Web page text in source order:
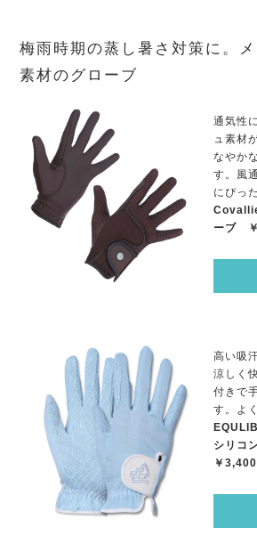
梅雨時期の蒸し暑さ対策に。
素材のグローブ
通気性
ュ素材
なやか
す。風
にぴっ
ーブ
高い吸
涼しく
付きで
す。よ
シリコ
￥